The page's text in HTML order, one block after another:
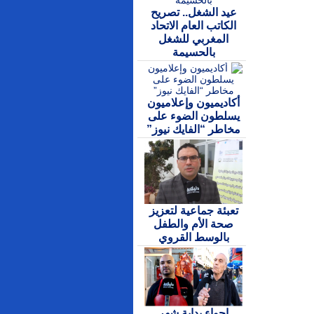
عيد الشغل.. تصريح
الكاتب العام الاتحاد
المغربي للشغل
بالحسيمة
أكاديميون وإعلاميون
يسلطون الضوء على
مخاطر “الفايك نيوز”
تعبئة جماعية لتعزيز
صحة الأم والطفل
بالوسط القروي